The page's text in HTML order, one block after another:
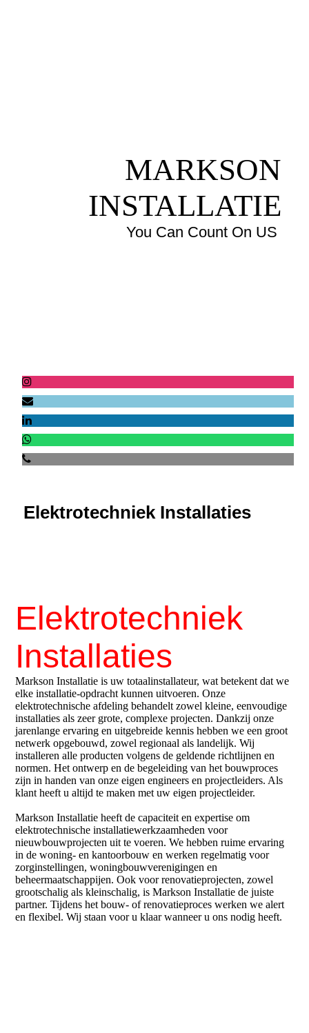
MARKSON
INSTALLATIE
You Can Count On US
Elektrotechniek Installaties
Elektrotechniek
Installaties
Markson Installatie is uw totaalinstallateur, wat betekent dat we
elke installatie-opdracht kunnen uitvoeren. Onze
elektrotechnische afdeling behandelt zowel kleine, eenvoudige
installaties als zeer grote, complexe projecten. Dankzij onze
jarenlange ervaring en uitgebreide kennis hebben we een groot
netwerk opgebouwd, zowel regionaal als landelijk. Wij
installeren alle producten volgens de geldende richtlijnen en
normen. Het ontwerp en de begeleiding van het bouwproces
zijn in handen van onze eigen engineers en projectleiders. Als
klant heeft u altijd te maken met uw eigen projectleider.
Markson Installatie heeft de capaciteit en expertise om
elektrotechnische installatiewerkzaamheden voor
nieuwbouwprojecten uit te voeren. We hebben ruime ervaring
in de woning- en kantoorbouw en werken regelmatig voor
zorginstellingen, woningbouwverenigingen en
beheermaatschappijen. Ook voor renovatieprojecten, zowel
grootschalig als kleinschalig, is Markson Installatie de juiste
partner. Tijdens het bouw- of renovatieproces werken we alert
en flexibel. Wij staan voor u klaar wanneer u ons nodig heeft.